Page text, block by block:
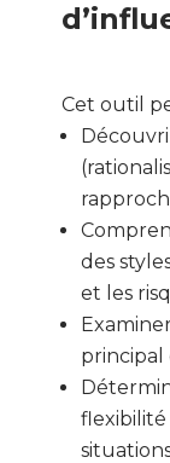
Cet outil
des
et les
principal